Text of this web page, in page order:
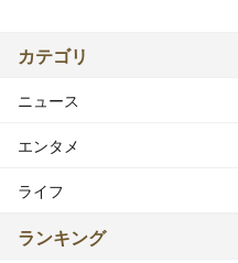
カテゴリ
ニュース
エンタメ
ライフ
ランキング